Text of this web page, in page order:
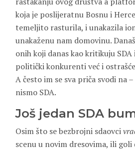
koja je poslijeratnu Bosnu i
temeljito rasturila, i unakazila
unakaženu nam domovinu.
onih koji danas kao kritikuju SDA
politički konkurenti već i
A često im se sva priča svodi na
nismo SDA.
Još jedan SDA
Osim što se bezbrojni sdaovci
scenu u novim dresovima, ili goli